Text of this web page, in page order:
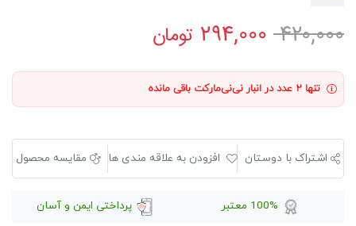
۴۲۰,۰۰۰ ۲۹۴,۰۰۰ تومان
تنها ۲ عدد در انبار نی‌نی‌مارکت باقی مانده
اشتراک با دوستان افزودن به علاقه مندی ها مقایسه محصول
100% معتبر پرداختی ایمن و آسان